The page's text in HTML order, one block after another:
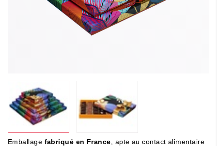
Emballage fabriqué en France , apte au contact alimentaire